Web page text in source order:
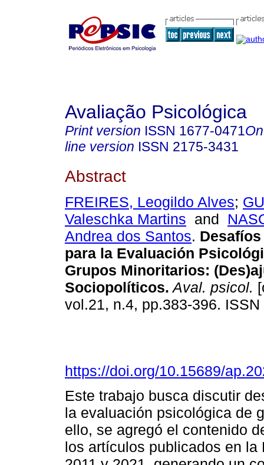
Avaliação Psicológica
Print version ISSN 1677-0471
line version ISSN 2175-3431
Abstract
FREIRES, Leogildo Alves;
Valeschka Martins and
Andrea dos Santos.
para la Evaluación
Grupos Minoritarios:
Sociopolíticos. Aval. psicol.
vol.21, n.4, pp.383-396.
https://doi.org/10.15689/
Este trabajo busca discutir
la evaluación psicológica de
ello, se agregó el contenido
los artículos publicados en